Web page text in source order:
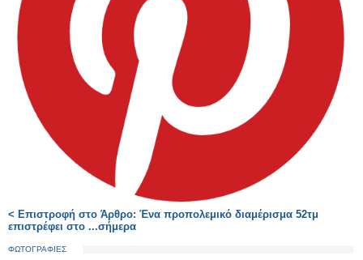
< Επιστροφή στο Άρθρο: Ένα προπολεμικό διαμέρισμα 52τμ
επιστρέφει στο ...σήμερα
ΦΩΤΟΓΡΑΦΙΕΣ